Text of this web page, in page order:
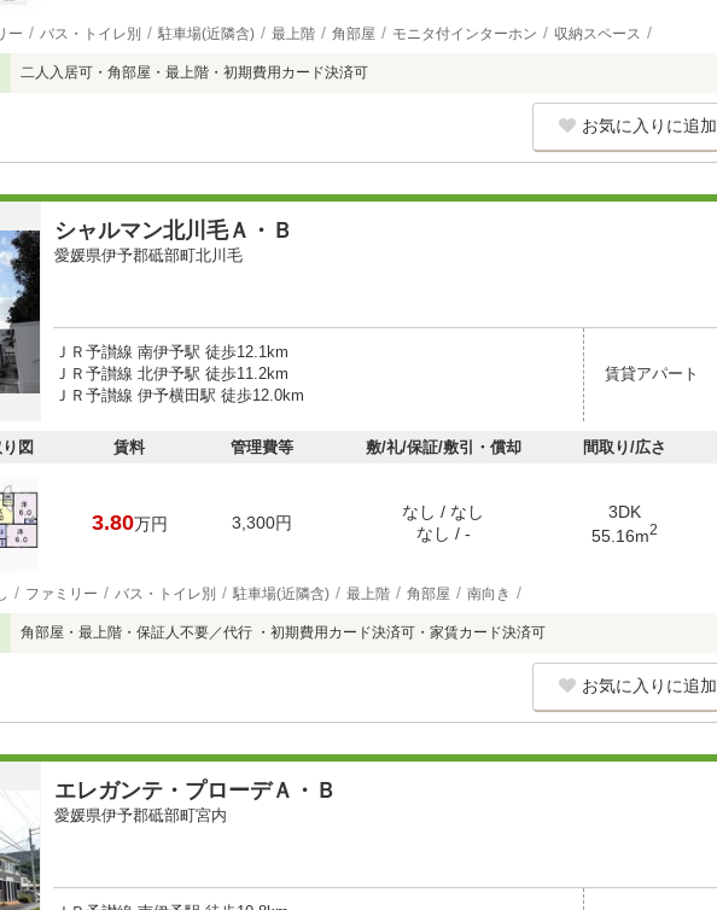
ー バス・トイレ別 駐車場(近隣含) 最上階 角部屋 モニタ付インターホン 収納スペース
二人入居可・角部屋・最上階・初期費用カード決済可
お気に入りに追加
シャルマン北川毛Ａ・Ｂ
愛媛県伊予郡砥部町北川毛
ＪＲ予讃線 南伊予駅 徒歩12.1km
ＪＲ予讃線 北伊予駅 徒歩11.2km
ＪＲ予讃線 伊予横田駅 徒歩12.0km
賃貸アパート
図 賃料 管理費等 敷/礼/保証/敷引・償却 間取り/広さ
3.80万円 3,300円
なし / なし
なし / -
3DK
55.16m2
ファミリー バス・トイレ別 駐車場(近隣含) 最上階 角部屋 南向き
角部屋・最上階・保証人不要／代行 ・初期費用カード決済可・家賃カード決済可
お気に入りに追加
エレガンテ・プローデＡ・Ｂ
愛媛県伊予郡砥部町宮内